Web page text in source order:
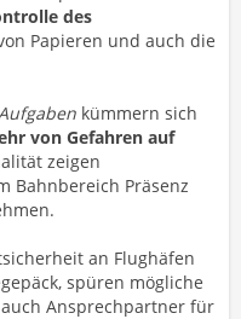
des
Papieren und auch die
kümmern sich
von Gefahren auf
zeigen
Bahnbereich Präsenz
an Flughäfen
spüren mögliche
Ansprechpartner für